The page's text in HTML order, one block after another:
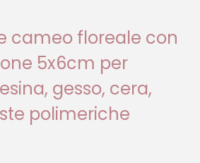
cameo floreale con
5x6cm per
gesso, cera,
polimeriche